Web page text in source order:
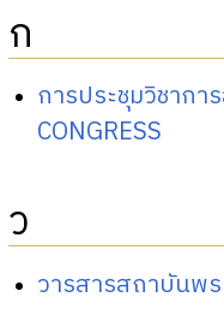
ก
การประชุมวิชาก
CONGRESS
ว
วารสารสถาบันพ